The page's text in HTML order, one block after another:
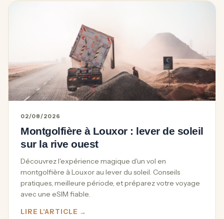
02/08/2026
Montgolfière à Louxor : lever de soleil
sur la rive ouest
Découvrez l'expérience magique d'un vol en
montgolfière à Louxor au lever du soleil. Conseils
pratiques, meilleure période, et préparez votre voyage
avec une eSIM fiable.
LIRE L'ARTICLE →